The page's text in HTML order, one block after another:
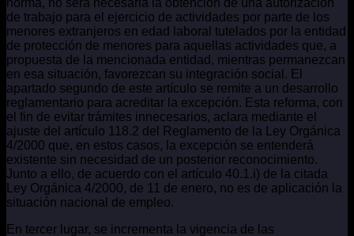
de trabajo para el ejercicio de actividades por parte de los
menores extranjeros en edad laboral tutelados por la entidad
de protección de menores para aquellas actividades que, a
propuesta de la mencionada entidad, mientras permanezcan
en esa situación, favorezcan su integración social. El
apartado segundo de este artículo se remite a un desarrollo
reglamentario para acreditar la excepción. Esta reforma, con
el fin de evitar trámites innecesarios, aclara mediante el
ajuste del artículo 118.2 del Reglamento de la Ley Orgánica
4/2000 que, en estos casos, la excepción se entenderá
existente sin necesidad de un posterior reconocimiento.
Junto a ello, de acuerdo con el artículo 40.1.i) de la citada
Ley Orgánica 4/2000, de 11 de enero, no es de aplicación la
situación nacional de empleo.
En tercer lugar, se incrementa la vigencia de las